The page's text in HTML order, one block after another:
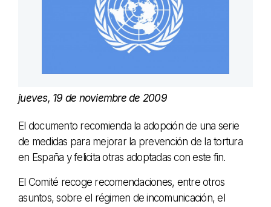
jueves, 19 de noviembre de 2009
El documento recomienda la adopción de una serie
de medidas para mejorar la prevención de la tortura
en España y felicita otras adoptadas con este fin.
El Comité recoge recomendaciones, entre otros
asuntos, sobre el régimen de incomunicación, el